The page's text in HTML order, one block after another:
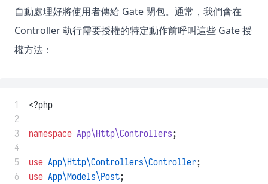
自動處理好將使用者傳給 Gate 閉包。通常，我們會在
Controller 執行需要授權的特定動作前呼叫這些 Gate 授
權方法：
1
<?php
2
3
namespace App\Http\Controllers;
4
5
use App\Http\Controllers\Controller;
6
use App\Models\Post;